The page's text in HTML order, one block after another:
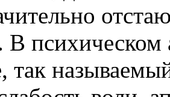
психическом
так